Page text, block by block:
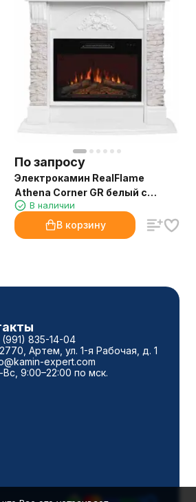
По запросу
Электрокамин RealFlame
Athena Corner GR белый с
очагом Kendal 24
В наличии
В корзину
(991) 835-14-04
Артем, ул. 1-я Рабочая, д. 1
expert.com
9:00–22:00 по мск.